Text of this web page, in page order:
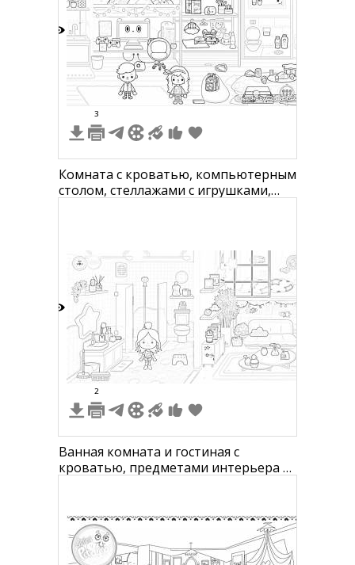
3
Комната с кроватью, компьютерным
столом, стеллажами с игрушками,
2
Ванная комната и гостиная с
кроватью, предметами интерьера и